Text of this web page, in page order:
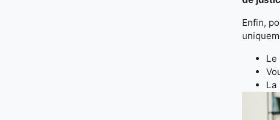
Enfin,
Le
La